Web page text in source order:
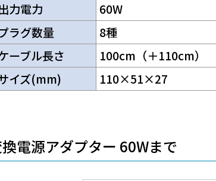
力電力
60W
ラグ数量
8種
ーブル長さ
100cm（＋110cm）
イズ(mm)
110×51×27
電源アダプター 60Wまで